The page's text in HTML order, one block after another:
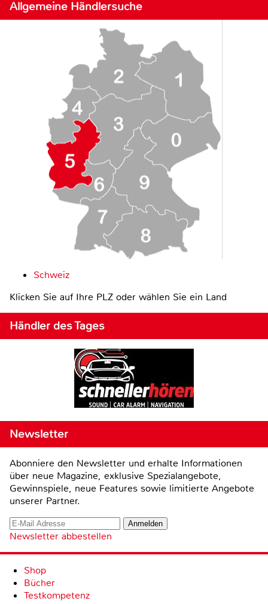
Allgemeine Händlersuche
Schweiz
Klicken Sie auf Ihre PLZ oder wählen Sie ein Land
Händler des Tages
Newsletter
Abonniere den Newsletter und erhalte Informationen
über neue Magazine, exklusive Spezialangebote,
Gewinnspiele, neue Features sowie limitierte Angebote
unserer Partner.
Newsletter abbestellen
Shop
Bücher
Testkompetenz